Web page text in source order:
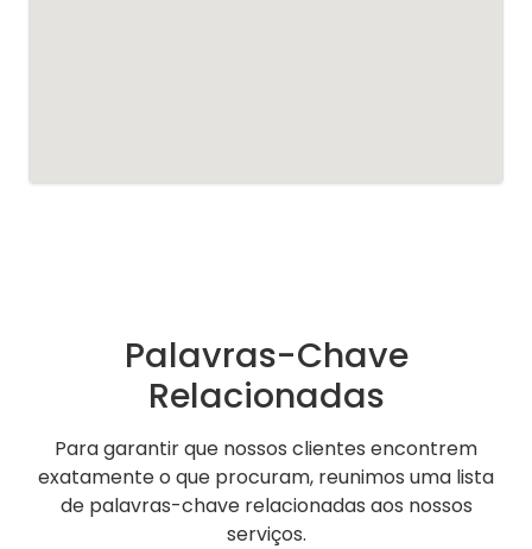
Palavras-Chave
Relacionadas
Para garantir que nossos clientes encontrem
exatamente o que procuram, reunimos uma lista
de palavras-chave relacionadas aos nossos
serviços.